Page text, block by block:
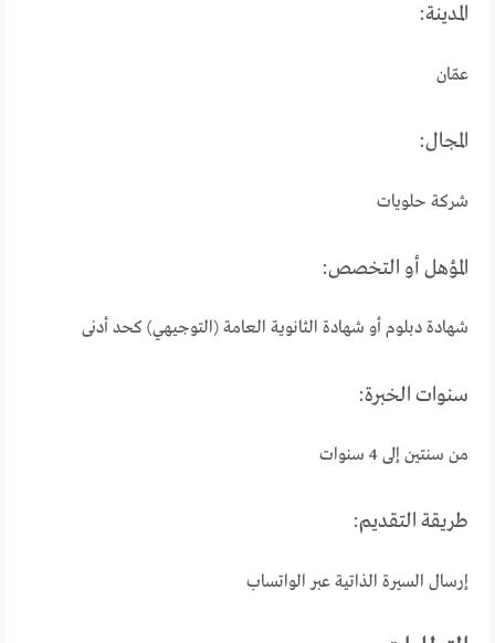
المدينة:
عمّان
المجال:
شركة حلويات
المؤهل أو التخصص:
شهادة دبلوم أو شهادة الثانوية العامة (التوجيهي) كحد أدنى
سنوات الخبرة:
من سنتين إلى 4 سنوات
طريقة التقديم:
إرسال السيرة الذاتية عبر الواتساب